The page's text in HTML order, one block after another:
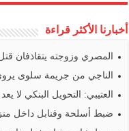
أخبارنا الأكثر قراءة
المصري وزوجته يتقاذفان قتل
الناجي من جريمة سلوى
العتيبي: التحويل البنكي لا
ضبط أسلحة وقنابل داخل